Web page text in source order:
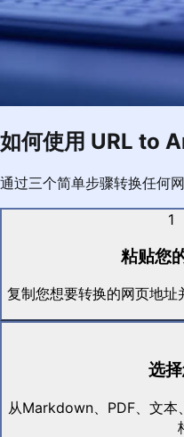
如何使用 URL to
通过三个简单步骤转换任何网
1
粘贴您
复制您想要转换的网页地址
选
从Markdown、PDF、文本